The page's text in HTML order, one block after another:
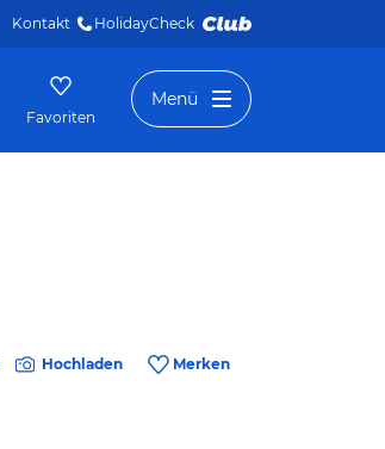
Kontakt HolidayCheck
Favoriten
Menü
Hochladen Merken